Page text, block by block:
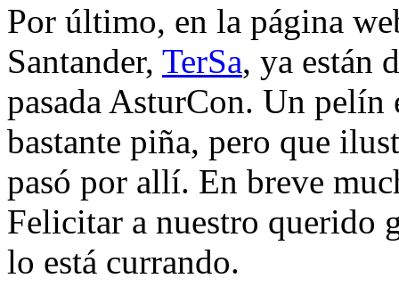
Por último, en la página
Santander, TerSa, ya están
pasada AsturCon. Un
bastante piña, pero que
pasó por allí. En breve
Felicitar a nuestro querido
lo está currando.